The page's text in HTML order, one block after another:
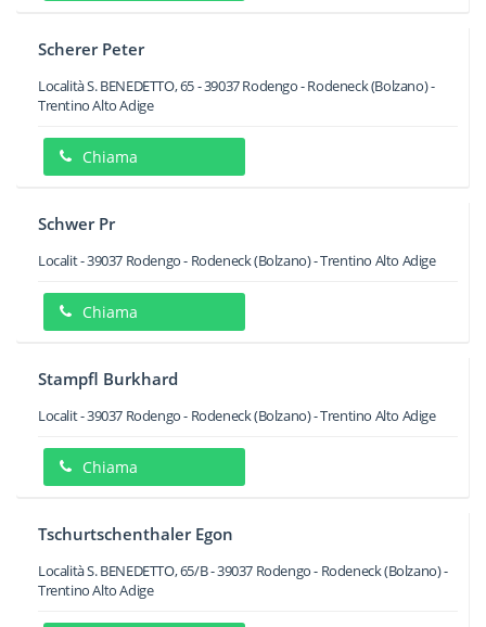
Scherer Peter
Località S. BENEDETTO, 65-39037Rodengo - Rodeneck(Bolzano) -
Trentino Alto Adige
Chiama
Schwer Pr
Localit-39037 Rodengo - Rodeneck(Bolzano) -Trentino Alto Adige
Chiama
Stampfl Burkhard
Localit-39037 Rodengo - Rodeneck(Bolzano) -Trentino Alto Adige
Chiama
Tschurtschenthaler Egon
Località S. BENEDETTO, 65/B-39037 Rodengo - Rodeneck(Bolzano) -
Trentino Alto Adige